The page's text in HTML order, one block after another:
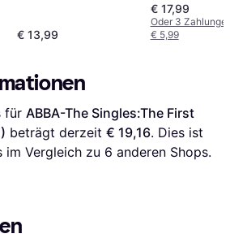
€ 13,99
€ 17,99
Oder 3
€ 5,99
für ABBA-The Singles:The First
beträgt derzeit € 19,16. Dies ist
im Vergleich zu 6 anderen Shops.